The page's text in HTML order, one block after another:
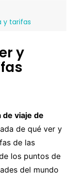
y tarifas
y
viaje de
de qué ver y
de las
los puntos de
del mundo